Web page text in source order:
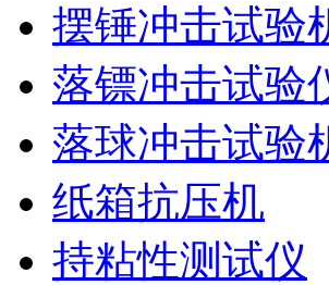
摆锤冲击试验
落镖冲击试验
落球冲击试验
纸箱抗压机
持粘性测试仪